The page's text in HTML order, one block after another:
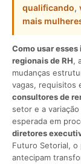
qualificando,
mais
Como usar
regionais de RH,
mudanças
vagas, requisitos
consultores de
setor e a
esperada em
diretores
Futuro Setorial,
antecipam